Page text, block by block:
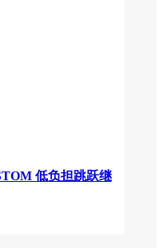
低负担跳跃继